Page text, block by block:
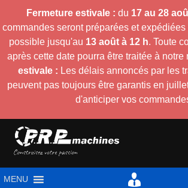
Fermeture estivale : du 17 au 28
commandes seront préparées et
possible jusqu'au 13 août à 12 h. Toute
après cette date pourra être traitée à notre
estivale : Les délais annoncés par les
peuvent pas toujours être garantis en
d'anticiper vos
MENU